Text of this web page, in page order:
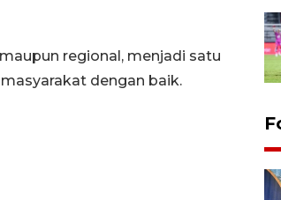
regional, menjadi satu
dengan baik.